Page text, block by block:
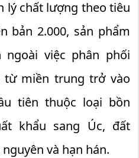
lý chất lượng theo tiêu
bản 2.000, sản phẩm
ngoài việc phân phối
miền trung trở vào
tiên thuộc loại bồn
khẩu sang Úc, đất
và hạn hán.